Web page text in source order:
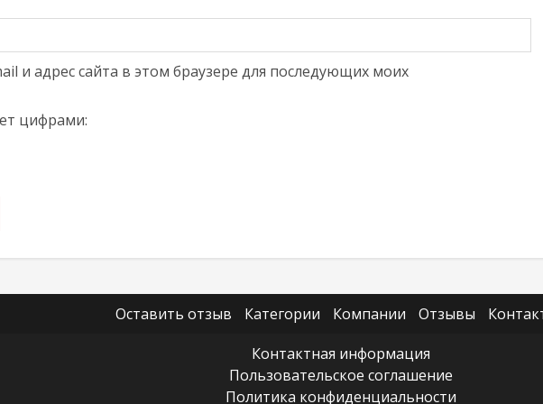
и адрес сайта в этом браузере для последующих моих
цифрами:
Оставить отзыв Категории Компании Отзывы
Контактная информация
Пользовательское соглашение
Политика конфиденциальности